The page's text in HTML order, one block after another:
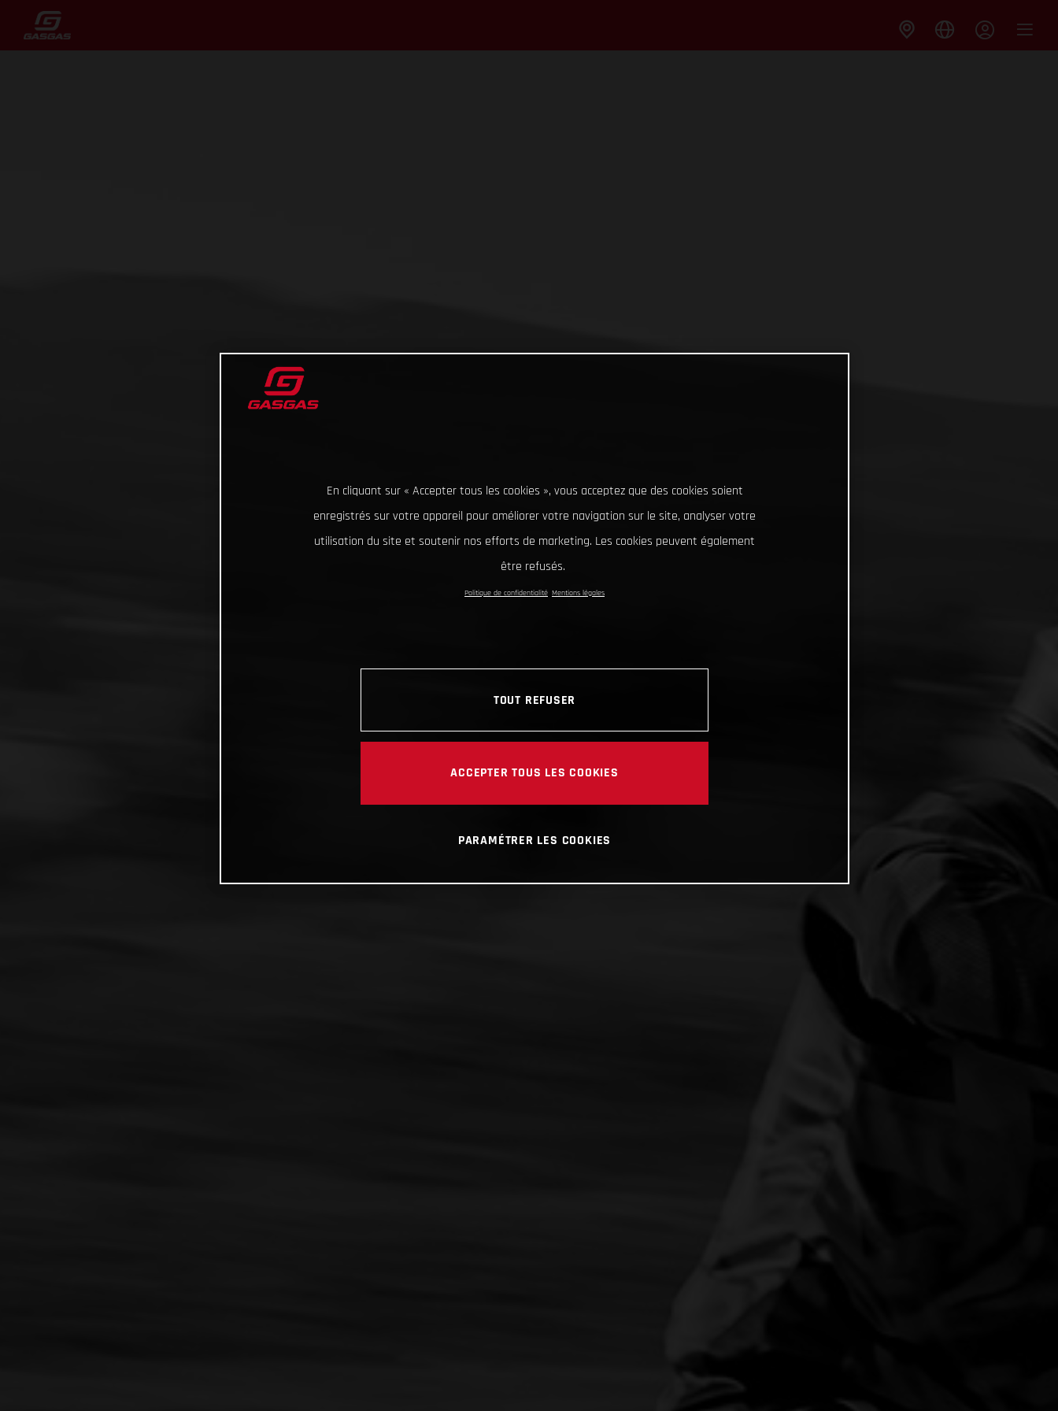
En cliquant sur « Accepter tous les cookies », vous acceptez que des cookies soient
enregistrés sur votre appareil pour améliorer votre navigation sur le site, analyser votre
utilisation du site et soutenir nos efforts de marketing. Les cookies peuvent également
être refusés.
Politique de confidentialité Mentions légales
TOUT REFUSER
ACCEPTER TOUS LES COOKIES
PARAMÉTRER LES COOKIES